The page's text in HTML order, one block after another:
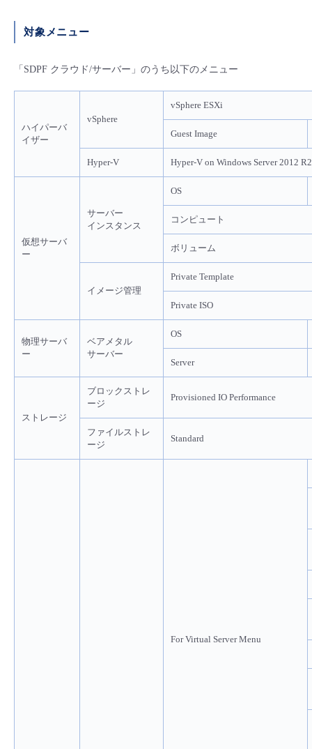
■ 基本構築ガイド
- Flexible InterConnect
- ITインフラストラクチャー
- その他
対象メニュー
「SDPF クラウド/サーバー」のうち以下のメニュー
ハイパーバ
イザー
vSphere
vSphere ESXi
Guest Image
Hyper-V Hyper-V on Windows Server 2012 R2
仮想サーバ
ー
サーバー
インスタンス
OS
コンピュート
ボリューム
イメージ管理
Private Template
Private ISO
物理サーバ
ー
ベアメタル
サーバー
OS
Server
ストレージ
ブロックストレ
ージ
Provisioned IO Performance
ファイルストレ
ージ
Standard
For Virtual Server Menu